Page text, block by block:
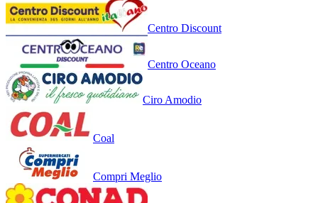
Centro Discount
Centro Oceano
Ciro Amodio
Coal
Compri Meglio